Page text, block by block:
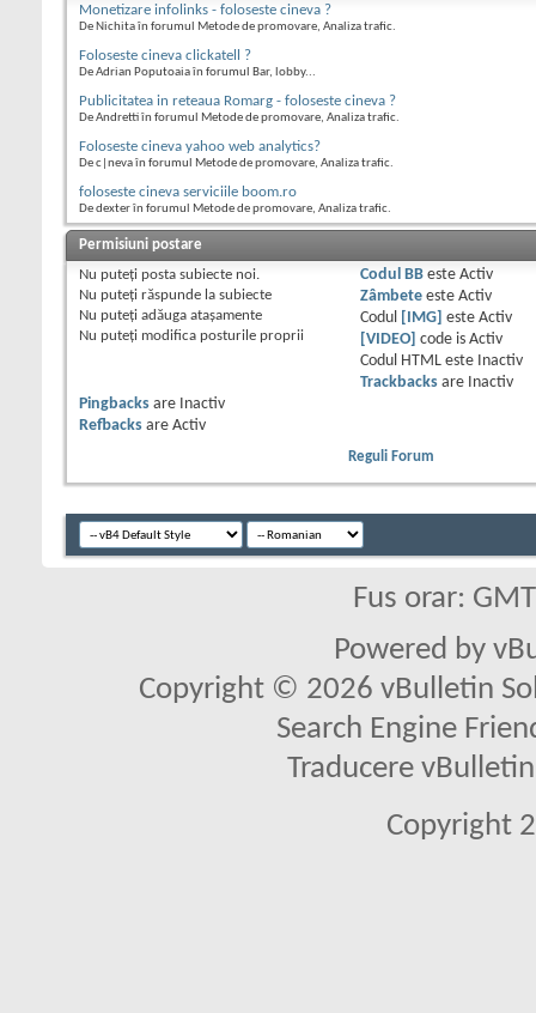
Monetizare infolinks - foloseste cineva ?
De Nichita în forumul Metode de promovare, Analiza trafic.
Foloseste cineva clickatell ?
De Adrian Poputoaia în forumul Bar, lobby...
Publicitatea in reteaua Romarg - foloseste cineva ?
De Andretti în forumul Metode de promovare, Analiza trafic.
Foloseste cineva yahoo web analytics?
De c|neva în forumul Metode de promovare, Analiza trafic.
foloseste cineva serviciile boom.ro
De dexter în forumul Metode de promovare, Analiza trafic.
Permisiuni postare
Nu puteţi posta subiecte noi.
Nu puteţi răspunde la subiecte
Nu puteţi adăuga ataşamente
Nu puteţi modifica posturile proprii
Codul BBeste Activ
Zâmbeteeste Activ
Codul
[IMG] este Activ
[VIDEO] code is Activ
Codul HTML este
Inactiv
Trackbacksare
Inactiv
Pingbacks are
Inactiv
Refbacks are Activ
Reguli Forum
Fus orar:
Powered by
Copyright © 2026 vBulletin
Search Engine
Traducere
Copyright